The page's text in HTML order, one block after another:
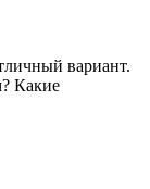
вариант.
Какие